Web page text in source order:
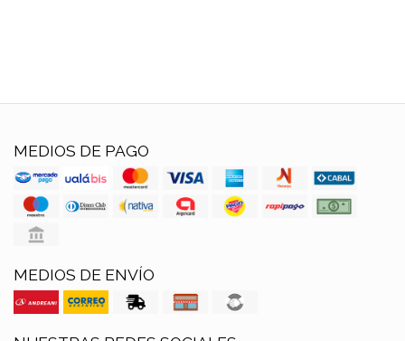
MEDIOS DE PAGO
MEDIOS DE ENVÍO